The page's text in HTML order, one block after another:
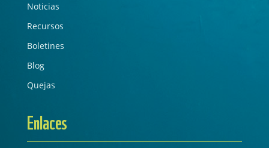
Noticias
Recursos
Boletines
Blog
Quejas
Enlaces